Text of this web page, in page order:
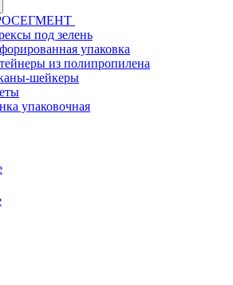
под зелень
упаковка
из полипропилена
шейкеры
упаковочная